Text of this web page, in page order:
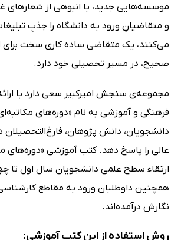
موسسه‌هایی جدید، با انبوهی از شعارهای
و متقاضیانِ ورود به دانشگاه را جذبِ
می‌کنند، یک متقاضی ساده کاری سخت برای
صحیح، در مسیر تحصیلی خود دارد.
مجموعه‌ی سنجش امیرکبیر سعی دارد با
فرهنگی و آموزشی به نام «دوره‌های
دانشجویان، دانش پژوهان، فارغ‌التحصیلان
عالی را پاسخ دهد. کتب آموزشی «دوره‌های
ارتقاء سطح علمی دانشجویان سال اول تا
همچنین داوطلبان ورود به مقاطع
نگارش درآمده‌اند.
روش استفاده از این کتب آموزشی: